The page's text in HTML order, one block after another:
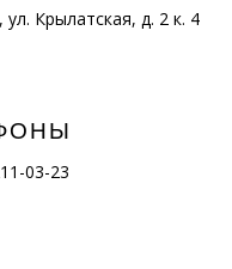
ул. Крылатская, д. 2 к. 4
03-23